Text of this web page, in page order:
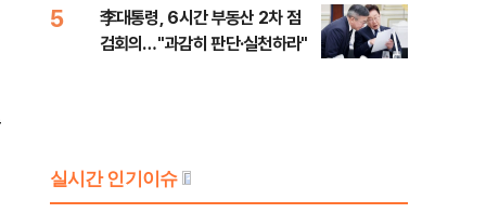
5
李대통령, 6시간 부동산 2차 점
검회의…"과감히 판단·실천하라"